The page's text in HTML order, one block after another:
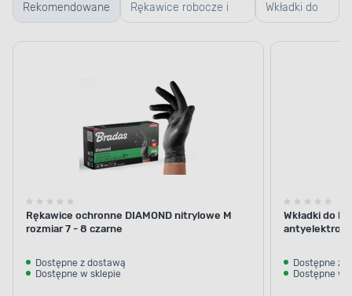
Rekomendowane Rękawice robocze i
ogrodowe
Wkładki do
butów
Rękawice ochronne DIAMOND nitrylowe M
rozmiar 7 - 8 czarne
Dostępne z dostawą
Dostępne w sklepie
Wkładki do
Dostępne z
Dostępne w